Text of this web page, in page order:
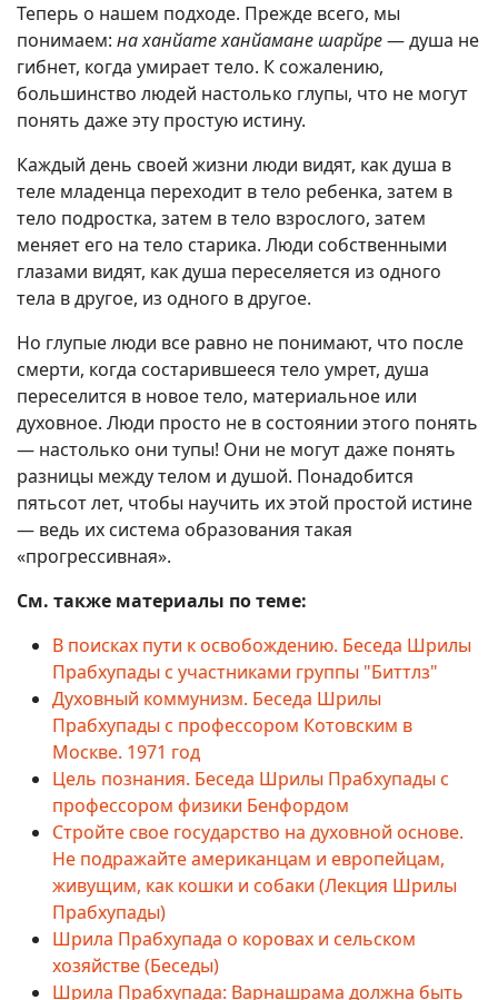
Теперь о нашем подходе. Прежде всего, мы
понимаем: на ханйате ханйамане шарйре— душа не
гибнет, когда умирает тело. К сожалению,
большинство людей настолько глупы, что не могут
понять даже эту простую истину.
Каждый день своей жизни люди видят, как душа в
теле младенца переходит в тело ребенка, затем в
тело подростка, затем в тело взрослого, затем
меняет его на тело старика. Люди собственными
глазами видят, как душа переселяется из одного
тела в другое, из одного в другое.
Но глупые люди все равно не понимают, что после
смерти, когда состарившееся тело умрет, душа
переселится в новое тело, материальное или
духовное. Люди просто не в состоянии этого понять
— настолько они тупы! Они не могут даже понять
разницы между телом и душой. Понадобится
пятьсот лет, чтобы научить их этой простой истине
— ведь их система образования такая
«прогрессивная».
См. также материалы по теме:
В поисках пути к освобождению. Беседа Шрилы
Прабхупады с участниками группы "Биттлз"
Духовный коммунизм. Беседа Шрилы
Прабхупады с профессором Котовским в
Москве. 1971 год
Цель познания. Беседа Шрилы Прабхупады с
профессором физики Бенфордом
Стройте свое государство на духовной основе.
Не подражайте американцам и европейцам,
живущим, как кошки и собаки (Лекция Шрилы
Прабхупады)
Шрила Прабхупада о коровах и сельском
хозяйстве (Беседы)
Шрила Прабхупада: Варнашрама должна быть